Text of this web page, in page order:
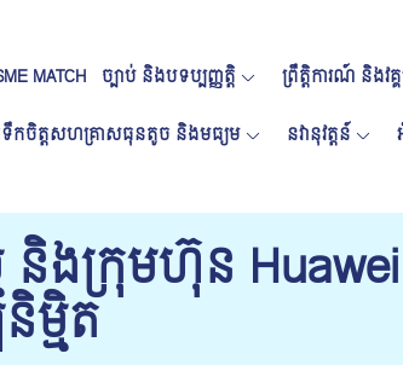
MATCH ច្បាប់ និងបទប្បញ្ញត្តិ ព្រឹត្តិការណ៍ និងវ
ទឹកចិត្តសហគ្រាសធុនតូច និងមធ្យម
នវានុវត្តន៍
ងក្រុមហ៊ុន Huawei
ម្មិត